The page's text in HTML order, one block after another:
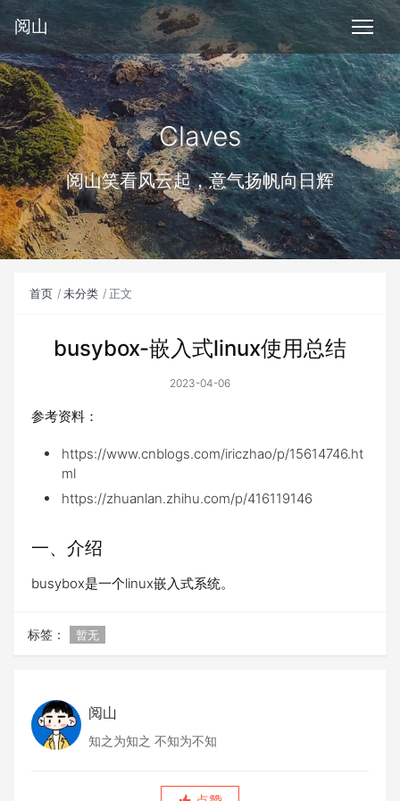
阅山
Claves
阅山笑看风云起，意气扬帆向日辉
首页 未分类 正文
busybox-嵌入式linux使用总结
2023-04-06
参考资料：
https://www.cnblogs.com/iriczhao/p/15614746.ht
ml
https://zhuanlan.zhihu.com/p/416119146
一、介绍
busybox是一个linux嵌入式系统。
标签： 暂无
阅山
知之为知之 不知为不知